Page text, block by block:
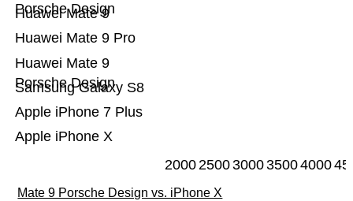
Apple iPhone X
Apple iPhone 7 Plus
Samsung Galaxy S8
Huawei Mate 9
Porsche Design
Huawei Mate 9 Pro
Huawei Mate 9
Porsche Design
20002500300035004000
Mate 9 Porsche Design vs. iPhone X